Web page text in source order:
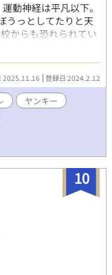
動神経は平凡以下。
うっとしてたりと天
からも恐れられてい
なぜか気に入られ、
い・・・ ヤンデレ攻
受け入れ、むしろラ
スパダリ✖️少し天然
2025.11.16 登録日 2024.2.12
ヤンキー
10